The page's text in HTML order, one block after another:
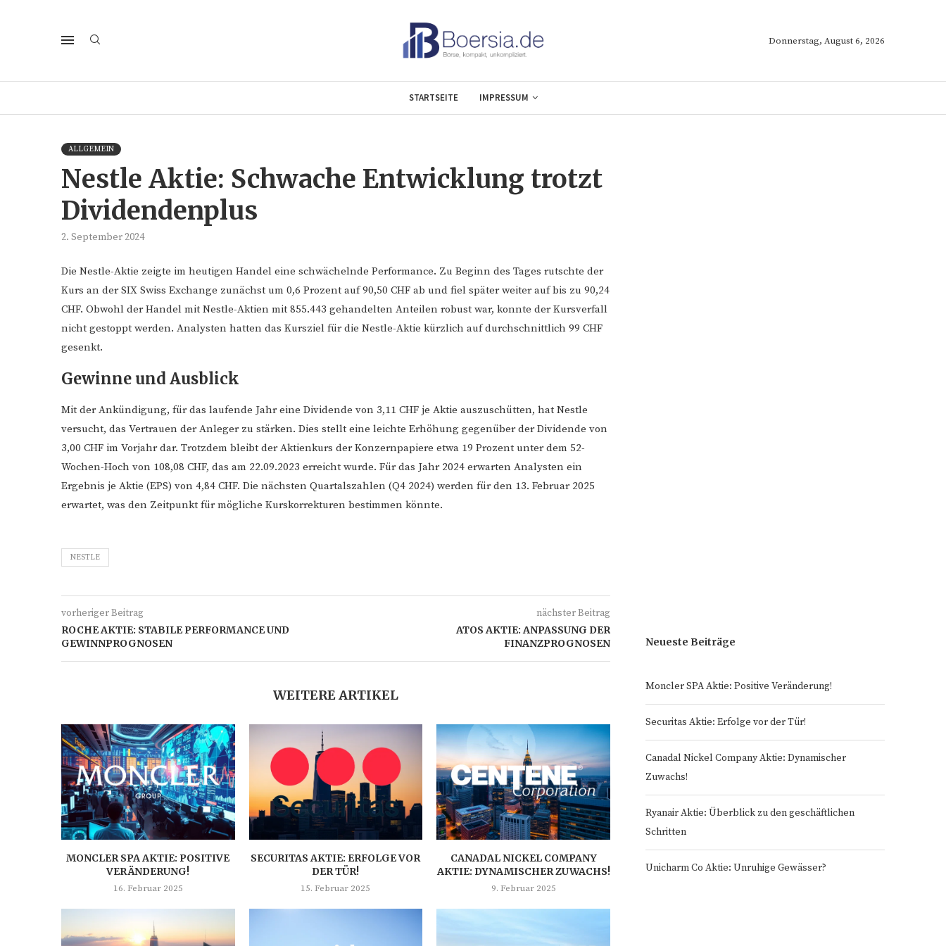
Donnerstag, August 6, 2026
STARTSEITE IMPRESSUM
ALLGEMEIN
Nestle Aktie: Schwache Entwicklung trotzt
Dividendenplus
2. September 2024
Die Nestle-Aktie zeigte im heutigen Handel eine schwächelnde Performance. Zu Beginn des Tages rutschte der
Kurs an der SIX Swiss Exchange zunächst um 0,6 Prozent auf 90,50 CHF ab und fiel später weiter auf bis zu 90,24
CHF. Obwohl der Handel mit Nestle-Aktien mit 855.443 gehandelten Anteilen robust war, konnte der Kursverfall
nicht gestoppt werden. Analysten hatten das Kursziel für die Nestle-Aktie kürzlich auf durchschnittlich 99 CHF
gesenkt.
Gewinne und Ausblick
Mit der Ankündigung, für das laufende Jahr eine Dividende von 3,11 CHF je Aktie auszuschütten, hat Nestle
versucht, das Vertrauen der Anleger zu stärken. Dies stellt eine leichte Erhöhung gegenüber der Dividende von
3,00 CHF im Vorjahr dar. Trotzdem bleibt der Aktienkurs der Konzernpapiere etwa 19 Prozent unter dem 52-
Wochen-Hoch von 108,08 CHF, das am 22.09.2023 erreicht wurde. Für das Jahr 2024 erwarten Analysten ein
Ergebnis je Aktie (EPS) von 4,84 CHF. Die nächsten Quartalszahlen (Q4 2024) werden für den 13. Februar 2025
erwartet, was den Zeitpunkt für mögliche Kurskorrekturen bestimmen könnte.
NESTLE
vorheriger Beitrag
ROCHE AKTIE: STABILE PERFORMANCE UND
GEWINNPROGNOSEN
nächster Beitrag
ATOS AKTIE: ANPASSUNG DER
FINANZPROGNOSEN
WEITERE ARTIKEL
MONCLER SPA AKTIE: POSITIVE
VERÄNDERUNG!
16. Februar 2025
SECURITAS AKTIE: ERFOLGE VOR
DER TÜR!
15. Februar 2025
CANADAL NICKEL COMPANY
AKTIE: DYNAMISCHER ZUWACHS!
9. Februar 2025
Neueste Beiträge
Moncler SPA Aktie: Positive Veränderung!
Securitas Aktie: Erfolge vor der Tür!
Canadal Nickel Company Aktie: Dynamischer
Zuwachs!
Ryanair Aktie: Überblick zu den geschäftlichen
Schritten
Unicharm Co Aktie: Unruhige Gewässer?